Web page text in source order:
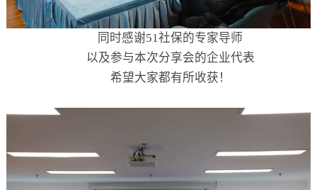
同时感谢51社保的专家导师
以及参与本次分享会的企业代表
希望大家都有所收获！